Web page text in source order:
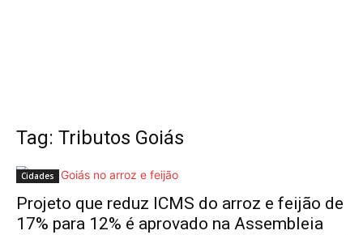
Tag: Tributos Goiás
Cidades
Projeto que reduz ICMS do arroz e feijão de
17% para 12% é aprovado na Assembleia